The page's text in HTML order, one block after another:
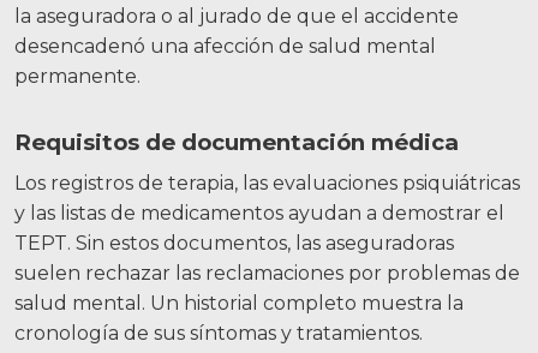
la aseguradora o al jurado de que el accidente
desencadenó una afección de salud mental
permanente.
Requisitos de documentación médica
Los registros de terapia, las evaluaciones psiquiátricas
y las listas de medicamentos ayudan a demostrar el
TEPT. Sin estos documentos, las aseguradoras
suelen rechazar las reclamaciones por problemas de
salud mental. Un historial completo muestra la
cronología de sus síntomas y tratamientos.